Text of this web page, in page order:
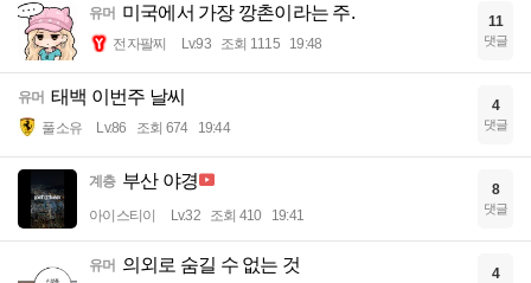
유머 미국에서 가장 깡촌이라는 주.
전자팔찌 Lv.93 조회 1115 19:48
11
댓글
유머 태백 이번주 날씨
풀소유 Lv.86 조회 674 19:44
4
댓글
계층 부산 야경
아이스티이 Lv.32 조회 410 19:41
8
댓글
유머 의외로 숨길 수 없는 것 4